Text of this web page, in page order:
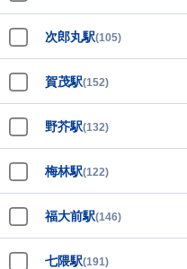
次郎丸駅(105)
賀茂駅(152)
野芥駅(132)
梅林駅(122)
福大前駅(146)
七隈駅(191)